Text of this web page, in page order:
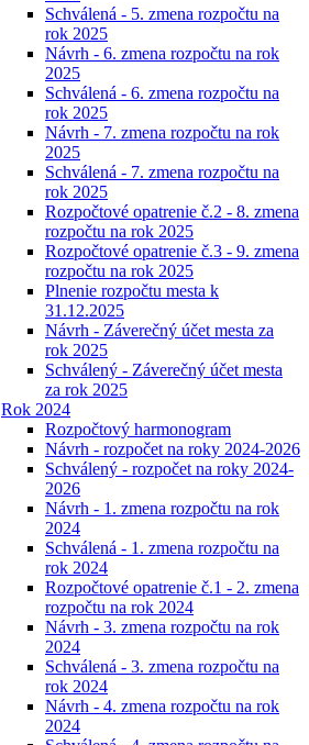
Schválená - 5. zmena rozpočtu na
rok 2025
Návrh - 6. zmena rozpočtu na rok
2025
Schválená - 6. zmena rozpočtu na
rok 2025
Návrh - 7. zmena rozpočtu na rok
2025
Schválená - 7. zmena rozpočtu na
rok 2025
Rozpočtové opatrenie č.2 - 8. zmena
rozpočtu na rok 2025
Rozpočtové opatrenie č.3 - 9. zmena
rozpočtu na rok 2025
Plnenie rozpočtu mesta k
31.12.2025
Návrh - Záverečný účet mesta za
rok 2025
Schválený - Záverečný účet mesta
za rok 2025
Rok 2024
Rozpočtový harmonogram
Návrh - rozpočet na roky 2024-2026
Schválený - rozpočet na roky 2024-
2026
Návrh - 1. zmena rozpočtu na rok
2024
Schválená - 1. zmena rozpočtu na
rok 2024
Rozpočtové opatrenie č.1 - 2. zmena
rozpočtu na rok 2024
Návrh - 3. zmena rozpočtu na rok
2024
Schválená - 3. zmena rozpočtu na
rok 2024
Návrh - 4. zmena rozpočtu na rok
2024